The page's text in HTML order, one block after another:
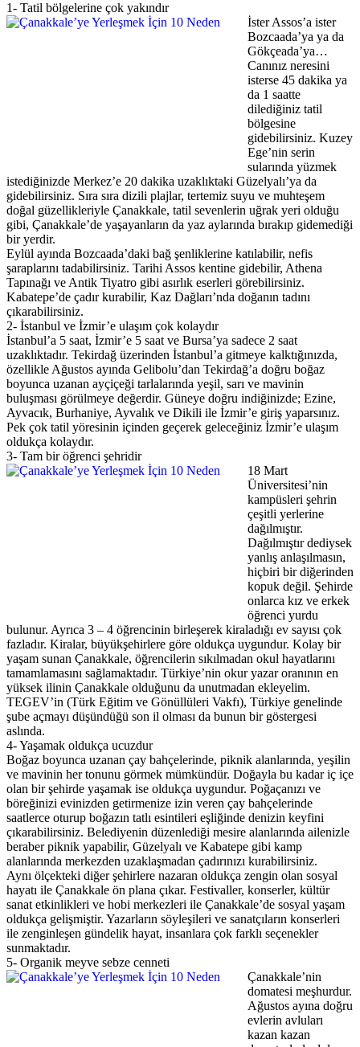
1- Tatil bölgelerine çok yakındır
İster Assos’a ister
Bozcaada’ya ya da
Gökçeada’ya…
Canınız neresini
isterse 45 dakika ya
da 1 saatte
dilediğiniz tatil
bölgesine
gidebilirsiniz. Kuzey
Ege’nin serin
sularında yüzmek
istediğinizde Merkez’e 20 dakika uzaklıktaki Güzelyalı’ya da
gidebilirsiniz. Sıra sıra dizili plajlar, tertemiz suyu ve muhteşem
doğal güzellikleriyle Çanakkale, tatil sevenlerin uğrak yeri olduğu
gibi, Çanakkale’de yaşayanların da yaz aylarında bırakıp gidemediği
bir yerdir.
Eylül ayında Bozcaada’daki bağ şenliklerine katılabilir, nefis
şaraplarını tadabilirsiniz. Tarihi Assos kentine gidebilir, Athena
Tapınağı ve Antik Tiyatro gibi asırlık eserleri görebilirsiniz.
Kabatepe’de çadır kurabilir, Kaz Dağları’nda doğanın tadını
çıkarabilirsiniz.
2- İstanbul ve İzmir’e ulaşım çok kolaydır
İstanbul’a 5 saat, İzmir’e 5 saat ve Bursa’ya sadece 2 saat
uzaklıktadır. Tekirdağ üzerinden İstanbul’a gitmeye kalktığınızda,
özellikle Ağustos ayında Gelibolu’dan Tekirdağ’a doğru boğaz
boyunca uzanan ayçiçeği tarlalarında yeşil, sarı ve mavinin
buluşması görülmeye değerdir. Güneye doğru indiğinizde; Ezine,
Ayvacık, Burhaniye, Ayvalık ve Dikili ile İzmir’e giriş yaparsınız.
Pek çok tatil yöresinin içinden geçerek geleceğiniz İzmir’e ulaşım
oldukça kolaydır.
3- Tam bir öğrenci şehridir
18 Mart
Üniversitesi’nin
kampüsleri şehrin
çeşitli yerlerine
dağılmıştır.
Dağılmıştır dediysek
yanlış anlaşılmasın,
hiçbiri bir diğerinden
kopuk değil. Şehirde
onlarca kız ve erkek
öğrenci yurdu
bulunur. Ayrıca 3 – 4 öğrencinin birleşerek kiraladığı ev sayısı çok
fazladır. Kiralar, büyükşehirlere göre oldukça uygundur. Kolay bir
yaşam sunan Çanakkale, öğrencilerin sıkılmadan okul hayatlarını
tamamlamasını sağlamaktadır. Türkiye’nin okur yazar oranının en
yüksek ilinin Çanakkale olduğunu da unutmadan ekleyelim.
TEGEV’in (Türk Eğitim ve Gönüllüleri Vakfı), Türkiye genelinde
şube açmayı düşündüğü son il olması da bunun bir göstergesi
aslında.
4- Yaşamak oldukça ucuzdur
Boğaz boyunca uzanan çay bahçelerinde, piknik alanlarında, yeşilin
ve mavinin her tonunu görmek mümkündür. Doğayla bu kadar iç içe
olan bir şehirde yaşamak ise oldukça uygundur. Poğaçanızı ve
böreğinizi evinizden getirmenize izin veren çay bahçelerinde
saatlerce oturup boğazın tatlı esintileri eşliğinde denizin keyfini
çıkarabilirsiniz. Belediyenin düzenlediği mesire alanlarında ailenizle
beraber piknik yapabilir, Güzelyalı ve Kabatepe gibi kamp
alanlarında merkezden uzaklaşmadan çadırınızı kurabilirsiniz.
Aynı ölçekteki diğer şehirlere nazaran oldukça zengin olan sosyal
hayatı ile Çanakkale ön plana çıkar. Festivaller, konserler, kültür
sanat etkinlikleri ve hobi merkezleri ile Çanakkale’de sosyal yaşam
oldukça gelişmiştir. Yazarların söyleşileri ve sanatçıların konserleri
ile zenginleşen gündelik hayat, insanlara çok farklı seçenekler
sunmaktadır.
5- Organik meyve sebze cenneti
Çanakkale’nin
domatesi meşhurdur.
Ağustos ayına doğru
evlerin avluları
kazan kazan